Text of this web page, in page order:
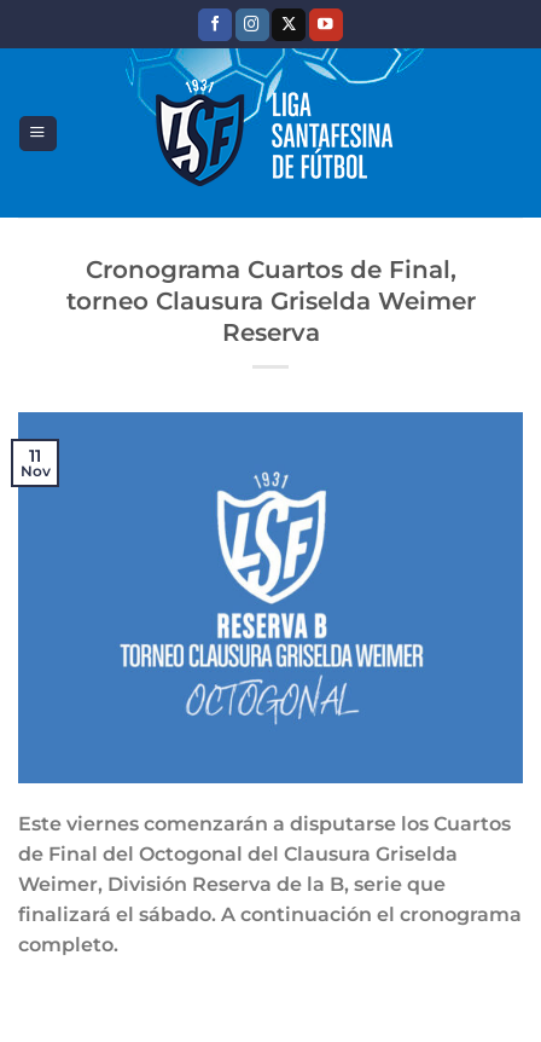
Cronograma Cuartos de Final,
torneo Clausura Griselda Weimer
Reserva
11
Nov
Este viernes comenzarán a disputarse los Cuartos
de Final del Octogonal del Clausura Griselda
Weimer, División Reserva de la B, serie que
finalizará el sábado. A continuación el cronograma
completo.